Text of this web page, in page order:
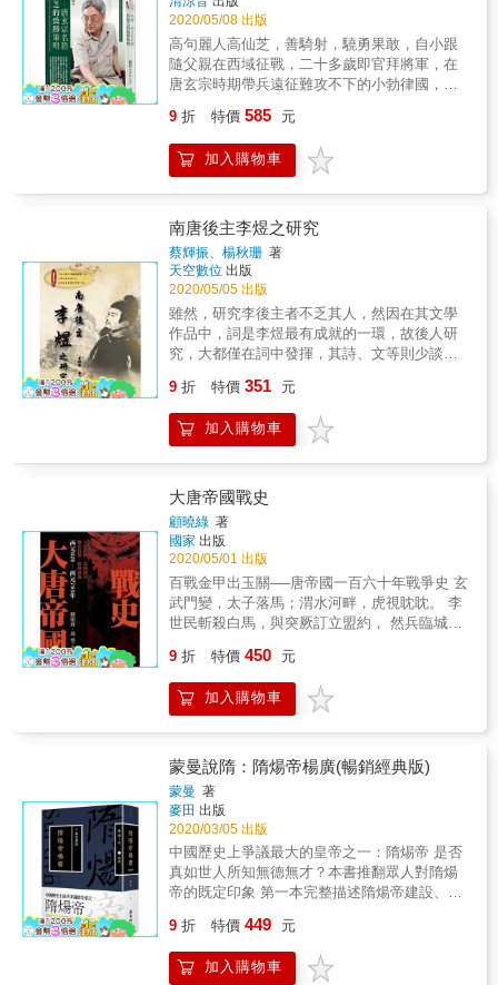
以及權德輿等人。 & 作者以新文化史的素養，
以出土的石碑史料為依據，講述唐河攻守雙方
拉鋸的過程，並從不同的角度看待這場軍事與
文化衝突。在帝國百年的文攻武嚇下，仍無法
瓦解河北人抵抗帝國的意志，並重現這段消失
千年的歷史。故事就從雙方傷亡最慘烈的七八
&hellip;&hellip; & 本書特色 & ◎本書原名《飛
燕驚龍記：大唐帝國文化工程師與沒有歷史的
人》，此為全新修訂版。◎沈睡千年的河北
史家筆下一一甦醒呈現。 & ◎歷史循環不已，
唐帝國的文化菁英為帝國粉飾，並且想方設法
打壓河北人、使之消音，於今豈非相當雷同？
多方面：唐代的戶籍制度，唐代婦女的職場生
活與時尚觀，唐代與周邊國家的交往
&hellip;&hellip;用輕鬆幽默的解讀方式，呈現出
現代人眼中的大唐。 &
2020/05/08 出版
高句麗人高仙芝，善騎射，驍勇果敢，自小跟
隨父親在西域征戰，二十多歲即官拜將軍，在
唐玄宗時期帶兵遠征難攻不下的小勃律國，打
域，讓西域各國皆向唐朝俯首稱臣。究竟高仙
芝是如何在一千二百多年前突破資源及地理環
境的限制達成勝利，完成這近乎不可能的任務
9 折 特價 585 元
加入購物車
南唐後主李煜之研究
蔡輝振、楊秋珊 著
天空數位 出版
2020/05/05 出版
雖然，研究李後主者不乏其人，然因在其文學
作品中，詞是李煜最有成就的一環，故後人研
究，大都僅在詞中發揮，其詩、文等則少談
殊不知李煜詩、文亦有可觀之處，如此片面探
討，在對了解整個李煜的基礎上，恐易失之偏
頗。在論詞的形式上，研究者不外乎從其生
的帝王事業上著手研究。在論詞的內容上，研
究者不外乎論其詞之表現手法、藝術風格、特
色與成就，也甚少人論其詞的體制、格律，這
對李煜詞的研究實為一大缺陷。 再者，歷代對
李煜生平家世，千秋功過的評析議論，雖譽眾
貶寡，然至今尚存分歧。有謂：〝不理朝政，
荒淫酒色，貪生怕死，偷安茍且，屈辱伏降，
風流失國〞；有謂：〝有如釋迦、基督之代人
荷罪〞等。李煜到底是哪一種人？這實有釐清
辨偽、李煜死因之謎等問題，也需探究。 筆者
即基於上述原因，而想對這位素有〝詞中帝
王〞之稱的南唐後主李煜，作全面性之研究，
並進一步補足其缺陷。
9 折 特價 351 元
加入購物車
大唐帝國戰史
顧曉綠 著
國家 出版
2020/05/01 出版
百戰金甲出玉關──唐帝國一百六十年戰爭史 玄
武門變，太子落馬；渭水河畔，虎視眈眈。 李
世民斬殺白馬，與突厥訂立盟約， 然兵臨城下
近攻，挑撥離間， 為了邊防安全，消滅外患勢
在必行。 平定東突厥汗國後，北方各族入貢長
安， 萬國來朝，尊李世民為「天可汗」。 高
汗國滅亡。 狼蹤已絕，征鼓未歇，吐蕃、大食
勢力漸強， 終至東西兩大帝國決戰怛羅斯。 西
域烽火，漫捲大地， 遙遙見證一個風華絕代、
氣吞萬里的強盛帝國興衰。
9 折 特價 450 元
加入購物車
蒙曼說隋：隋煬帝楊廣(暢銷經典版)
蒙曼 著
麥田 出版
2020/03/05 出版
中國歷史上爭議最大的皇帝之一：隋焬帝 是否
真如世人所知無德無才？本書推翻眾人對隋煬
帝的既定印象 第一本完整描述隋煬帝建設、攘
視隋煬帝的真實面貌 &從明君、暴君到昏君，
世人印象中的隋煬帝楊廣，真實身分到底為
何？ 【印象一】徵兵千萬，民不聊生？ 隋煬帝
9 折 特價 449 元
加入購物車